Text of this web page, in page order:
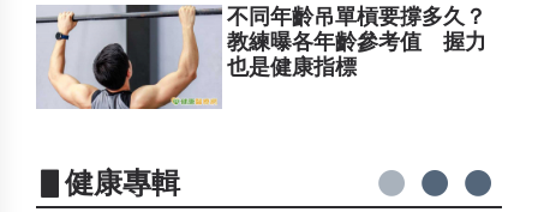
不同年齡吊單槓要撐多久？
教練曝各年齡參考值 握力
也是健康指標
▋健康專輯